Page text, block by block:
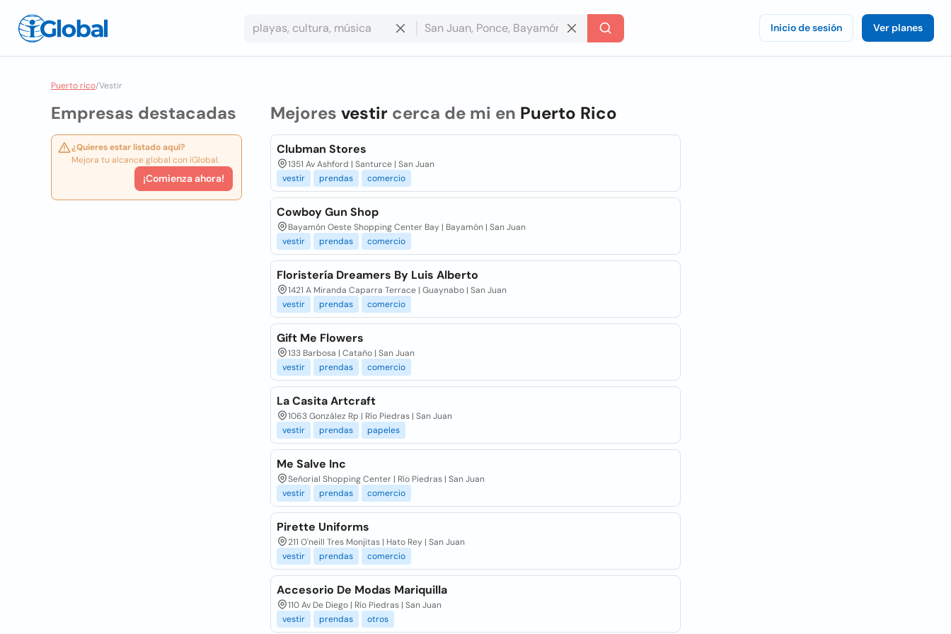
Inicio de sesión Ver planes
Puerto rico/Vestir
Empresas destacadas
¿Quieres estar listado aquí?
Mejora tu alcance global con iGlobal.
¡Comienza ahora!
Mejores vestir cerca de mi en Puerto Rico
Clubman Stores
1351 Av Ashford | Santurce | San Juan
vestir
prendas comercio
Cowboy Gun Shop
Bayamón Oeste Shopping Center Bay | Bayamón | San Juan
vestir
prendas comercio
Floristería Dreamers By Luis Alberto
1421 A Miranda Caparra Terrace | Guaynabo | San Juan
vestir
prendas comercio
Gift Me Flowers
133 Barbosa | Cataño | San Juan
vestir
prendas comercio
La Casita Artcraft
1063 González Rp | Río Piedras | San Juan
vestir
prendas papeles
Me Salve Inc
Señorial Shopping Center | Río Piedras | San Juan
vestir
prendas comercio
Pirette Uniforms
211 O'neill Tres Monjitas | Hato Rey | San Juan
vestir
prendas comercio
Accesorio De Modas Mariquilla
110 Av De Diego | Río Piedras | San Juan
vestir
prendas otros